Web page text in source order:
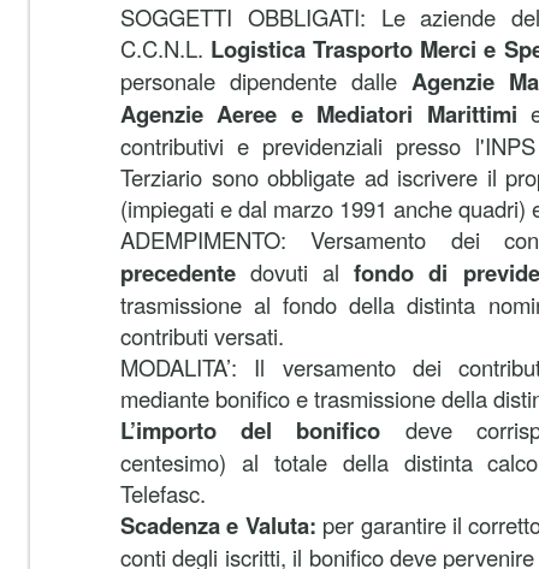
SOGGETTI OBBLIGATI: Le aziende
C.C.N.L. Logistica Trasporto Merci e
personale dipendente dalle Agenzie
Agenzie Aeree e Mediatori Marittimi
contributivi e previdenziali presso
Terziario sono obbligate ad iscrivere il
(impiegati e dal marzo 1991 anche quadri)
ADEMPIMENTO: Versamento dei
precedente dovuti al fondo di
trasmissione al fondo della distinta
contributi versati.
MODALITA’: Il versamento dei
mediante bonifico e trasmissione della
L’importo del bonifico deve
centesimo) al totale della distinta
Telefasc.
Scadenza e Valuta: per garantire il
conti degli iscritti, il bonifico deve